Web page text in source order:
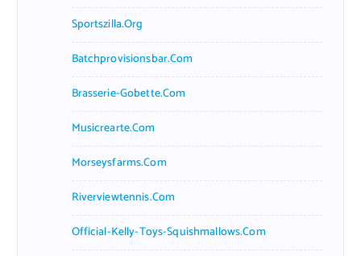
Sportszilla.org
Batchprovisionsbar.com
Brasserie-Gobette.com
Musicrearte.com
Morseysfarms.com
Riverviewtennis.com
Official-Kelly-Toys-Squishmallows.com